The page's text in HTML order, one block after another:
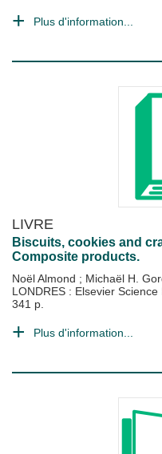
Plus d'information...
LIVRE
Biscuits, cookies and
Composite products.
Noël Almond ; Michaël H.
LONDRES : Elsevier Science
341 p.
Plus d'information...